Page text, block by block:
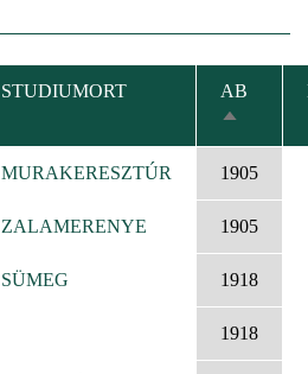
STUDIUMORT
AB
MURAKERESZTÚR 1905
ZALAMERENYE 1905
SÜMEG 1918
1918